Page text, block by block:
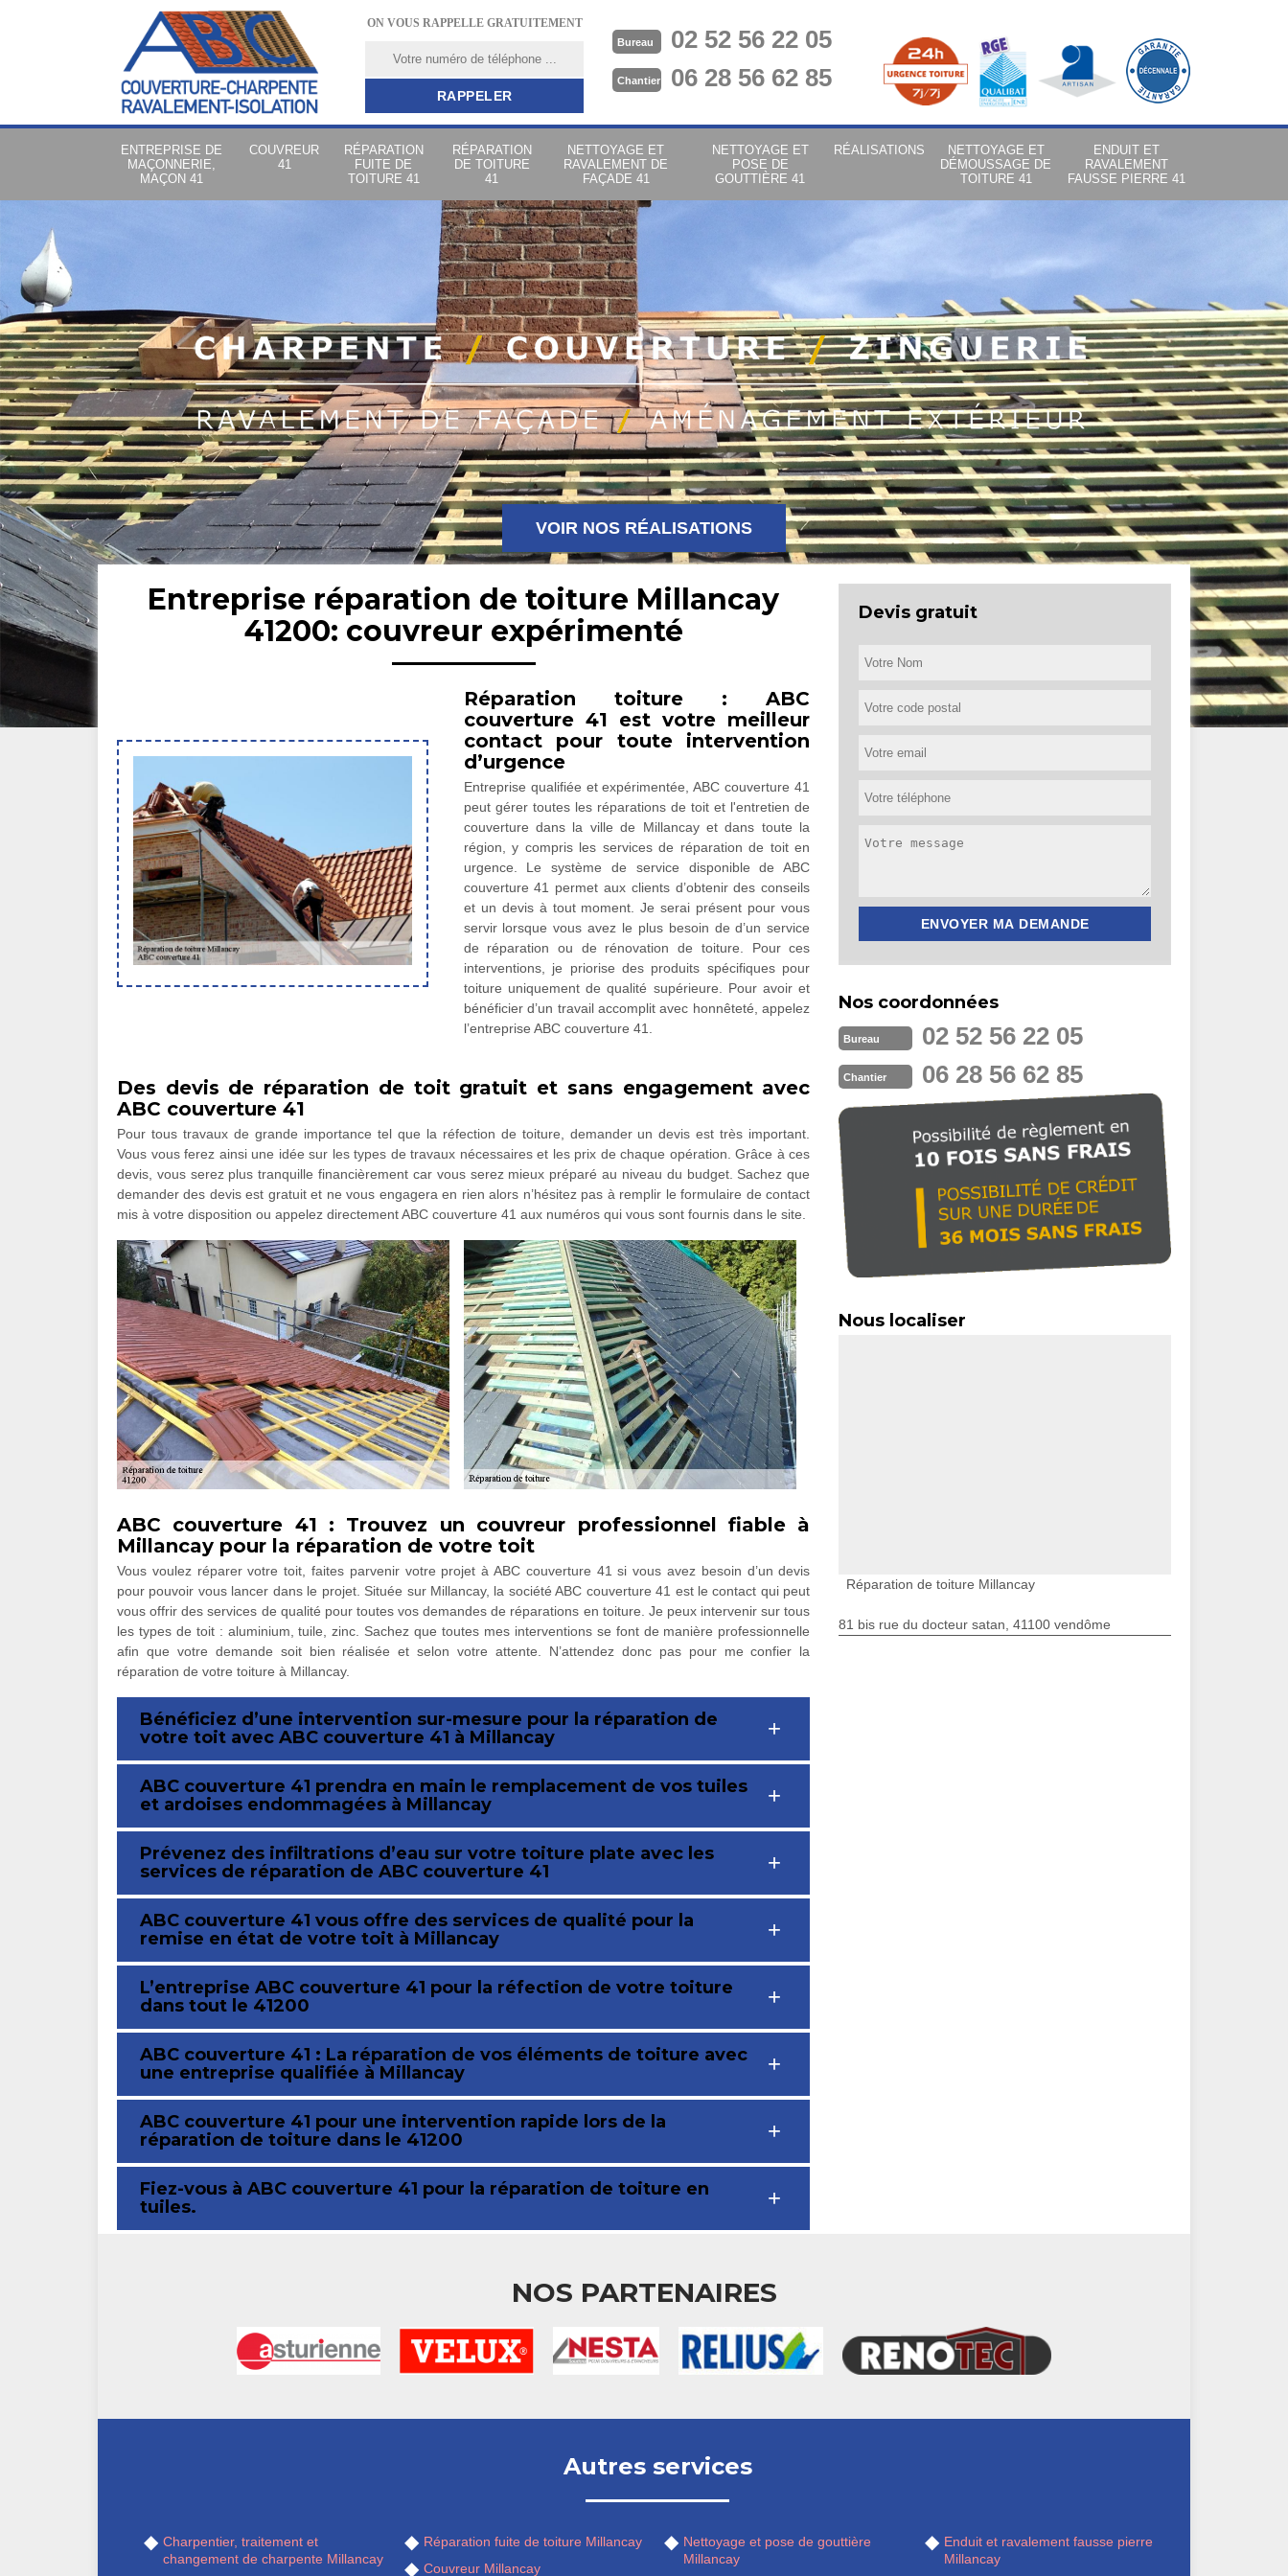
ON VOUS RAPPELLE GRATUITEMENT
Bureau 02 52 56 22 05
Chantier 06 28 56 62 85
ENTREPRISE DE
MAÇONNERIE,
MAÇON 41
COUVREUR
41
RÉPARATION
FUITE DE
TOITURE 41
RÉPARATION
DE TOITURE
41
NETTOYAGE ET
RAVALEMENT DE
FAÇADE 41
NETTOYAGE ET
POSE DE
GOUTTIÈRE 41
RÉALISATIONS
NETTOYAGE ET
DÉMOUSSAGE DE
TOITURE 41
ENDUIT ET
RAVALEMENT
FAUSSE PIERRE 41
VOIR NOS RÉALISATIONS
Entreprise réparation de toiture Millancay
41200: couvreur expérimenté
Réparation toiture : ABC
couverture 41 est votre meilleur
contact pour toute intervention
d’urgence
Entreprise qualifiée et expérimentée, ABC couverture 41
peut gérer toutes les réparations de toit et l'entretien de
couverture dans la ville de Millancay et dans toute la
région, y compris les services de réparation de toit en
urgence. Le système de service disponible de ABC
couverture 41 permet aux clients d’obtenir des conseils
et un devis à tout moment. Je serai présent pour vous
servir lorsque vous avez le plus besoin de d’un service
de réparation ou de rénovation de toiture. Pour ces
interventions, je priorise des produits spécifiques pour
toiture uniquement de qualité supérieure. Pour avoir et
bénéficier d’un travail accomplit avec honnêteté, appelez
l’entreprise ABC couverture 41.
Des devis de réparation de toit gratuit et sans engagement avec
ABC couverture 41
Pour tous travaux de grande importance tel que la réfection de toiture, demander un devis est très important.
Vous vous ferez ainsi une idée sur les types de travaux nécessaires et les prix de chaque opération. Grâce à ces
devis, vous serez plus tranquille financièrement car vous serez mieux préparé au niveau du budget. Sachez que
demander des devis est gratuit et ne vous engagera en rien alors n’hésitez pas à remplir le formulaire de contact
mis à votre disposition ou appelez directement ABC couverture 41 aux numéros qui vous sont fournis dans le site.
ABC couverture 41 : Trouvez un couvreur professionnel fiable à
Millancay pour la réparation de votre toit
Vous voulez réparer votre toit, faites parvenir votre projet à ABC couverture 41 si vous avez besoin d’un devis
pour pouvoir vous lancer dans le projet. Située sur Millancay, la société ABC couverture 41 est le contact qui peut
vous offrir des services de qualité pour toutes vos demandes de réparations en toiture. Je peux intervenir sur tous
les types de toit : aluminium, tuile, zinc. Sachez que toutes mes interventions se font de manière professionnelle
afin que votre demande soit bien réalisée et selon votre attente. N’attendez donc pas pour me confier la
réparation de votre toiture à Millancay.
Bénéficiez d’une intervention sur-mesure pour la réparation de
votre toit avec ABC couverture 41 à Millancay
ABC couverture 41 prendra en main le remplacement de vos tuiles
et ardoises endommagées à Millancay
Prévenez des infiltrations d’eau sur votre toiture plate avec les
services de réparation de ABC couverture 41
ABC couverture 41 vous offre des services de qualité pour la
remise en état de votre toit à Millancay
L’entreprise ABC couverture 41 pour la réfection de votre toiture
dans tout le 41200
ABC couverture 41 : La réparation de vos éléments de toiture avec
une entreprise qualifiée à Millancay
ABC couverture 41 pour une intervention rapide lors de la
réparation de toiture dans le 41200
Fiez-vous à ABC couverture 41 pour la réparation de toiture en
tuiles.
Devis gratuit
Nos coordonnées
Bureau 02 52 56 22 05
Chantier 06 28 56 62 85
Nous localiser
Réparation de toiture Millancay
81 bis rue du docteur satan, 41100 vendôme
NOS PARTENAIRES
Autres services
Charpentier, traitement et
changement de charpente Millancay
Réparation fuite de toiture Millancay
Couvreur Millancay
Nettoyage et pose de gouttière
Millancay
Enduit et ravalement fausse pierre
Millancay